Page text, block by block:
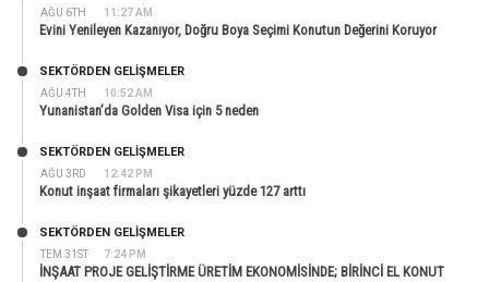
AĞU 6TH 11:27 AM
Evini Yenileyen Kazanıyor, Doğru Boya Seçimi Konutun Değerini Koruyor
AĞU 4TH 10:52 AM
SEKTÖRDEN GELIŞMELER
Yunanistan’da Golden Visa için 5 neden
AĞU 3RD 12:42 PM
SEKTÖRDEN GELIŞMELER
Konut inşaat firmaları şikayetleri yüzde 127 arttı
TEM 31ST 7:24 PM
SEKTÖRDEN GELIŞMELER
İNŞAAT PROJE GELİŞTİRME ÜRETİM EKONOMİSİNDE; BİRİNCİ EL KONUT